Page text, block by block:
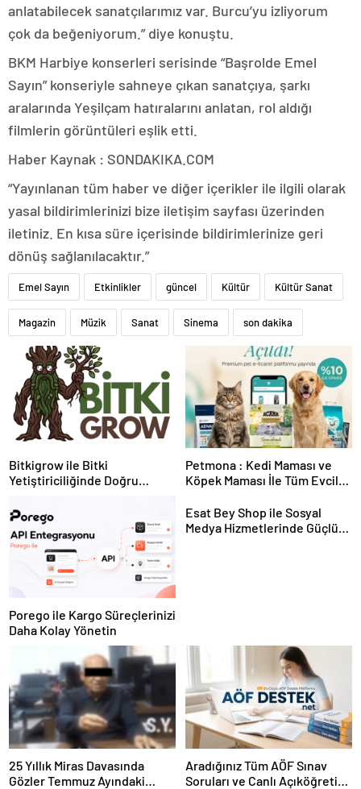
anlatabilecek sanatçılarımız var. Burcu’yu izliyorum
çok da beğeniyorum.” diye konuştu.
BKM Harbiye konserleri serisinde “Başrolde Emel
Sayın” konseriyle sahneye çıkan sanatçıya, şarkı
aralarında Yeşilçam hatıralarını anlatan, rol aldığı
filmlerin görüntüleri eşlik etti.
Haber Kaynak : SONDAKIKA.COM
“Yayınlanan tüm haber ve diğer içerikler ile ilgili olarak
yasal bildirimlerinizi bize iletişim sayfası üzerinden
iletiniz. En kısa süre içerisinde bildirimlerinize geri
dönüş sağlanılacaktır.”
Emel Sayın Etkinlikler güncel Kültür Kültür Sanat
Magazin Müzik Sanat Sinema son dakika
Bitkigrow ile Bitki
Yetiştiriciliğinde Doğru
Petmona : Kedi Maması ve
Köpek Maması İle Tüm Evcil
Porego ile Kargo Süreçlerinizi
Daha Kolay Yönetin
Esat Bey Shop ile Sosyal
Medya Hizmetlerinde Güçlü
25 Yıllık Miras Davasında
Gözler Temmuz Ayındaki
Aradığınız Tüm AÖF Sınav
Soruları ve Canlı Açıköğretim